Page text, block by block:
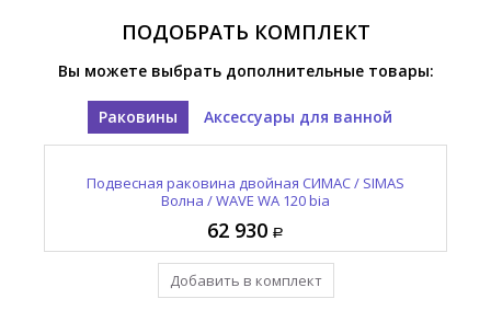
ПОДОБРАТЬ КОМПЛЕКТ
Вы можете выбрать дополнительные товары:
Раковины Аксессуары для ванной
Подвесная раковина двойная СИМАС / SIMAS
Волна / WAVE WA 120 bia
62 930
Добавить в комплект
Полотенцедержатель для раковины СИМАС /
SIMAS Волна / WAVE WAP 120
23 485
Уже в комплекте